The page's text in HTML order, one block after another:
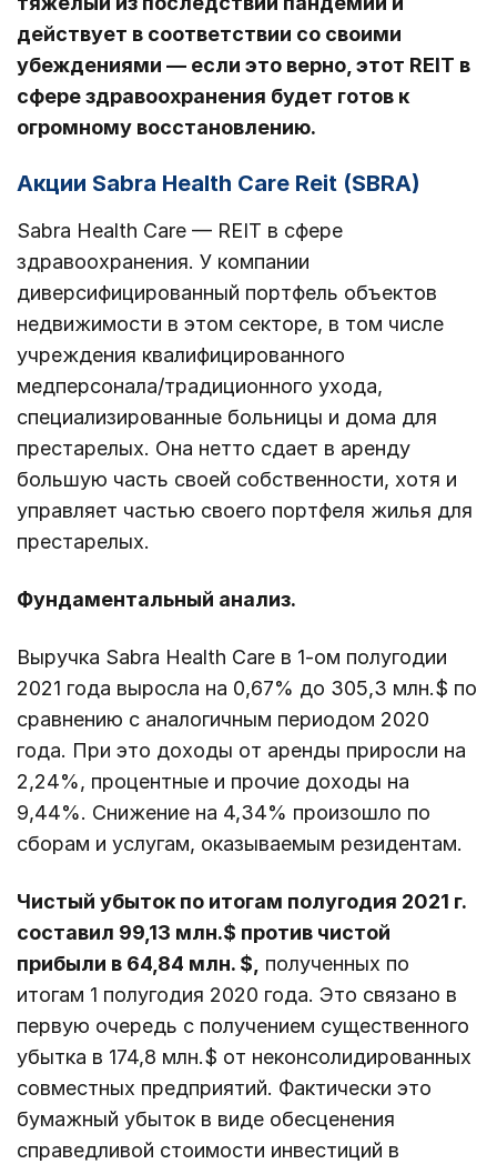
действует в соответствии со своими
убеждениями — если это верно, этот REIT в
сфере здравоохранения будет готов к
огромному восстановлению.
Акции Sabra Health Care Reit (SBRA)
Sabra Health Care — REIT в сфере
здравоохранения. У компании
диверсифицированный портфель объектов
недвижимости в этом секторе, в том числе
учреждения квалифицированного
медперсонала/традиционного ухода,
специализированные больницы и дома для
престарелых. Она нетто сдает в аренду
большую часть своей собственности, хотя и
управляет частью своего портфеля жилья для
престарелых.
Фундаментальный анализ.
Выручка Sabra Health Care в 1-ом полугодии
2021 года выросла на 0,67% до 305,3 млн.$ по
сравнению с аналогичным периодом 2020
года. При это доходы от аренды приросли на
2,24%, процентные и прочие доходы на
9,44%. Снижение на 4,34% произошло по
сборам и услугам, оказываемым резидентам.
Чистый убыток по итогам полугодия 2021 г.
составил 99,13 млн.$ против чистой
прибыли в 64,84 млн. $, полученных по
итогам 1 полугодия 2020 года. Это связано в
первую очередь с получением существенного
убытка в 174,8 млн.$ от неконсолидированных
совместных предприятий. Фактически это
бумажный убыток в виде обесценения
справедливой стоимости инвестиций в